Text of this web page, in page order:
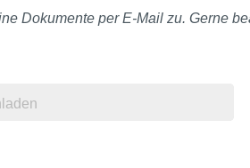
Dokumente per E-Mail zu. Gerne